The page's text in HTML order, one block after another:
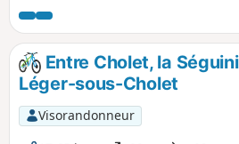
apercevoir l'ancienne maison du
la Chapelle des Ecluseaux.
Entre Cholet, la
Léger-sous-Cholet
Visorandonneur